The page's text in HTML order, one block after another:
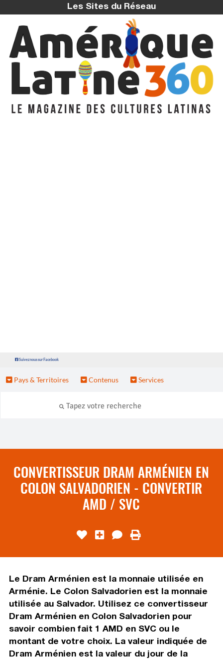
Les Sites du Réseau
Suivez nous sur Facebook
Pays & Territoires Contenus Services
CONVERTISSEUR DRAM ARMÉNIEN EN
COLON SALVADORIEN - CONVERTIR
AMD / SVC
Le Dram Arménien est la monnaie utilisée en
Arménie. Le Colon Salvadorien est la monnaie
utilisée au Salvador. Utilisez ce convertisseur
Dram Arménien en Colon Salvadorien pour
savoir combien fait 1 AMD en SVC ou le
montant de votre choix. La valeur indiquée de
Dram Arménien est la valeur du jour de la